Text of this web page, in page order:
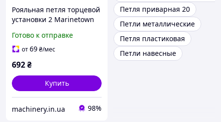
Рояльная петля торцевой
установки 2 Marinetown
Готово к отправке
от69₴/мес
692₴
Купить
machinery.in.ua 98%
Петля приварная 20
Петли металлические
Петля пластиковая
Петли навесные